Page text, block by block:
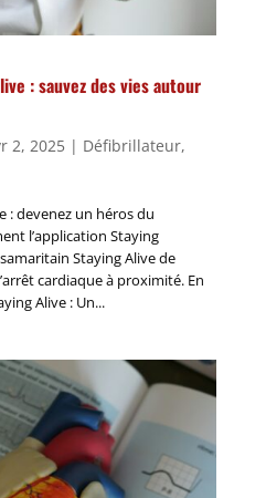
: sauvez des vies autour
2, 2025| Défibrillateur,
: devenez un héros du
l’application Staying
Staying Alive de
cardiaque à proximité. En
Alive : Un...